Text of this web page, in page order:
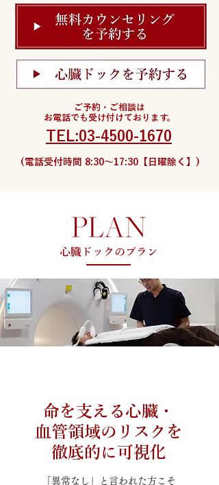
ご予約・ご相談は
お電話でも受け付けております。
TEL:03-4500-1670
(電話受付時間 8:30〜17:30【日曜除く】)
心臓ドックのプラン
命を支える心臓・
血管領域のリスクを
徹底的に可視化
「異常なし」と言われた方こそ